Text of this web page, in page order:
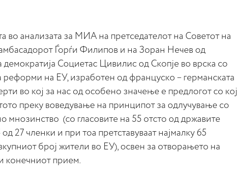
во анализата за МИА на претседателот на Советот на
Ѓорѓи Филипов и на Зоран Нечев од
демократија Социетас Цивилис од Скопје во врска со
реформи на ЕУ, изработен од француско – германската
во кој за нас од особено значење е предлогот со кој
преку воведување на принципот за одлучување со
мнозинство (со гласовите на 55 отсто од државите
27 членки и при тоа претставуваат најмалку 65
број жители во ЕУ), освен за отворањето на
конечниот прием.